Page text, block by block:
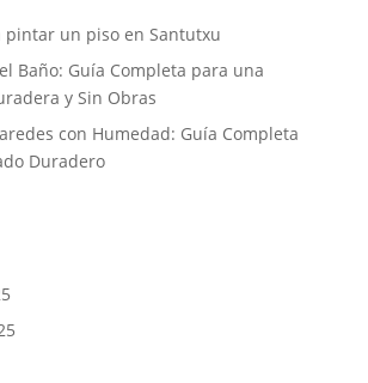
pintar un piso en Santutxu
Baño: Guía Completa para una
y Sin Obras
con Humedad: Guía Completa
Duradero